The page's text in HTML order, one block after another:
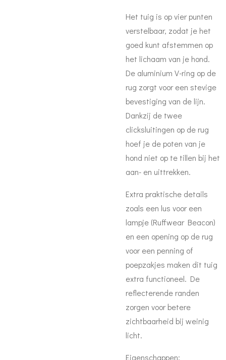
Het tuig is op vier punten
verstelbaar, zodat je het
goed kunt afstemmen op
het lichaam van je hond.
De aluminium V-ring op de
rug zorgt voor een stevige
bevestiging van de lijn.
Dankzij de twee
clicksluitingen op de rug
hoef je de poten van je
hond niet op te tillen bij het
aan- en uittrekken.
Extra praktische details
zoals een lus voor een
lampje (Ruffwear Beacon)
en een opening op de rug
voor een penning of
poepzakjes maken dit tuig
extra functioneel. De
reflecterende randen
zorgen voor betere
zichtbaarheid bij weinig
licht.
Eigenschappen: